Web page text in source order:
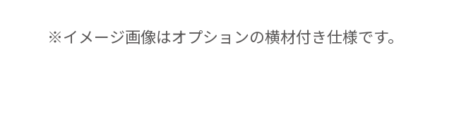
※イメージ画像はオプションの横材付き仕様です。